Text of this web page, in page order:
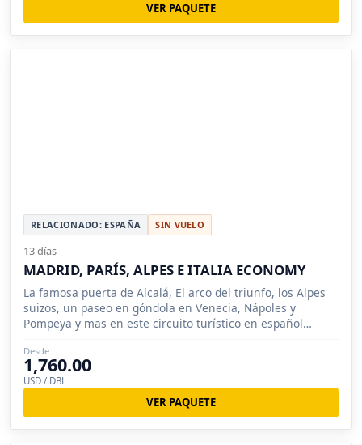
VER PAQUETE
RELACIONADO: ESPAÑA SIN VUELO
13 días
MADRID, PARÍS, ALPES E ITALIA ECONOMY
La famosa puerta de Alcalá, El arco del triunfo, los Alpes
suizos, un paseo en góndola en Venecia, Nápoles y
Pompeya y mas en este circuito turístico en español
Desde
1,760.00
USD / DBL
VER PAQUETE